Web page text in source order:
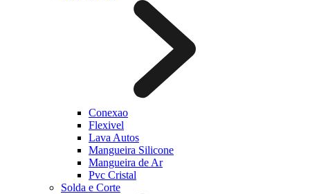
Conexao
Flexivel
Lava Autos
Mangueira Silicone
Mangueira de Ar
Pvc Cristal
Solda e Corte